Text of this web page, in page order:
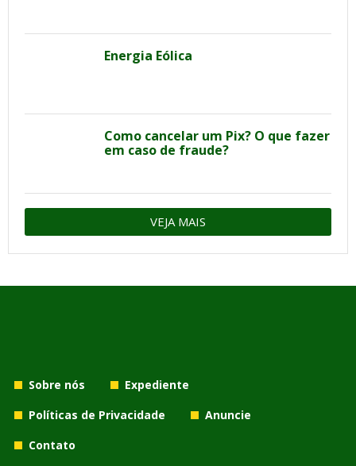
Energia Eólica
Como cancelar um Pix? O que fazer
em caso de fraude?
VEJA MAIS
Sobre nós
Expediente
Políticas de Privacidade
Anuncie
Contato